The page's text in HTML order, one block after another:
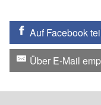
Auf Facebook
Über E-Mail